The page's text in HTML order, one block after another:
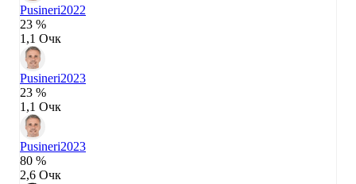
Pusineri2022
23 %
1,1 Очк
Pusineri2023
23 %
1,1 Очк
Pusineri2023
80 %
2,6 Очк